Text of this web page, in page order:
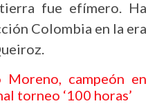
fue efímero. Ha
Colombia en la era
Moreno, campeón en
torneo ‘100 horas’